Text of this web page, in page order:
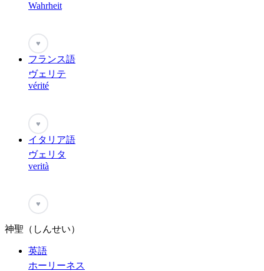
Wahrheit
♥
フランス語
ヴェリテ
vérité
♥
イタリア語
ヴェリタ
verità
♥
神聖（しんせい）
英語
ホーリーネス